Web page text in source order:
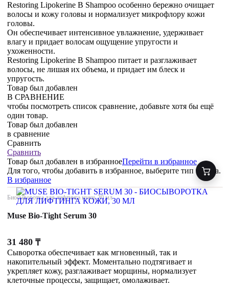
Restoring Lipokerine B Shampoo особенно бережно очищает
волосы и кожу головы и нормализует микрофлору кожи
головы.
Он обеспечивает интенсивное увлажнение, удерживает
влагу и придает волосам ощущение упругости и
ухоженности.
Restoring Lipokerine B Shampoo питает и разглаживает
волосы, не лишая их объема, и придает им блеск и
упругость.
Товар был добавлен
В СРАВНЕНИЕ
чтобы посмотреть список сравнение, добавьте хотя бы ещё
один товар.
Товар был добавлен
в сравнение
Сравнить
Сравнить
Товар был добавлен в избранноеПерейти в избранное
Для того, чтобы добавить в избранное, выберите тип товара.
В избранное
Биосыворотка для лифтинга кожи, 30 мл
Muse Bio-Tight Serum 30
31 480 ₸
Сыворотка обеспечивает как мгновенный, так и
накопительный эффект. Моментально подтягивает и
укрепляет кожу, разглаживает морщины, нормализует
клеточные процессы, защищает, омолаживает.